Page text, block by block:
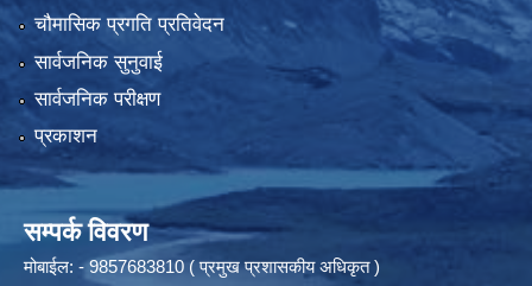
चौमासिक प्रगति प्रतिवेदन
सार्वजनिक सुनुवाई
सार्वजनिक परीक्षण
प्रकाशन
सम्पर्क विवरण
मोबाईल: - 9857683810 ( प्रमुख प्रशासकीय अधिकृत )